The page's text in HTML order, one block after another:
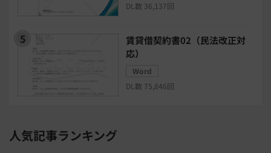
リモートアクセスツール
電子請求書システム 人事評価システム
給与計算システム eラーニングシステム
勤怠管理システム
DL数 36,137回
賃貸借契約書02（民法改正対
応）
Word
DL数 75,846回
人気記事ランキング